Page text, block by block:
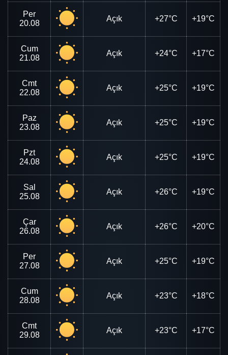
Per
20.08
Açık +27°C +19°C
Cum
21.08
Açık +24°C +17°C
Cmt
22.08
Açık +25°C +19°C
Paz
23.08
Açık +25°C +19°C
Pzt
24.08
Açık +25°C +19°C
Sal
25.08
Açık +26°C +19°C
Çar
26.08
Açık +26°C +20°C
Per
27.08
Açık +25°C +19°C
Cum
28.08
Açık +23°C +18°C
Cmt
29.08
Açık +23°C +17°C